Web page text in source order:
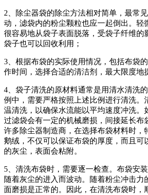
2、除尘器袋的除尘方法相对简单，最常
动，滤袋内的粉尘颗粒也应一起倒出。轻
很容易地从袋子表面脱落，受袋子纤维的
袋子也可以回收利用；
3、根据布袋的实际使用情况，包括布袋
作时间，选择合适的清洁剂，最大限度地
4、袋子清洗的原材料通常是用清水清洗
例中，需要严格按照上述比例进行清洗。
温清洗，以确保水流能以平均速度冲洗。
过滤袋会有一定的机械磨损，间接延长布
许多除尘器制造商，在选择布袋材料时，
鹅绒，不仅可以保证布袋的厚度，而且可
的灰尘，表面会粘附。
5、清洗布袋时，需要逐一检查。布袋安
随着灰尘的进入而波动。随着粉尘冲击力
面磨损是正常的。因此，在清洗布袋时，